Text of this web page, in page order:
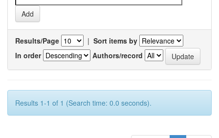
Results/Page | Sort items by
In order
Authors/record
Results 1-1 of 1 (Search time: 0.0 seconds).